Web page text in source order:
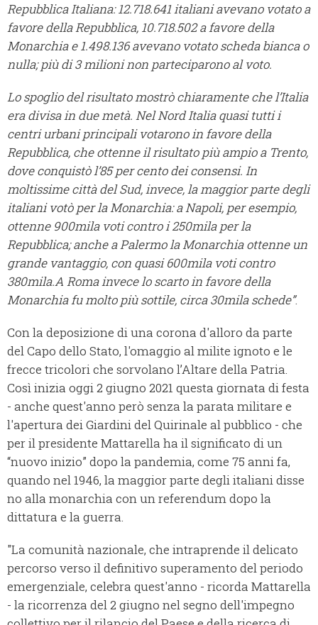
Repubblica Italiana: 12.718.641 italiani avevano votato a
favore della Repubblica, 10.718.502 a favore della
Monarchia e 1.498.136 avevano votato scheda bianca o
nulla; più di 3 milioni non parteciparono al voto.
Lo spoglio del risultato mostrò chiaramente che l’Italia
era divisa in due metà. Nel Nord Italia quasi tutti i
centri urbani principali votarono in favore della
Repubblica, che ottenne il risultato più ampio a Trento,
dove conquistò l’85 per cento dei consensi. In
moltissime città del Sud, invece, la maggior parte degli
italiani votò per la Monarchia: a Napoli, per esempio,
ottenne 900mila voti contro i 250mila per la
Repubblica; anche a Palermo la Monarchia ottenne un
grande vantaggio, con quasi 600mila voti contro
380mila.A Roma invece lo scarto in favore della
Monarchia fu molto più sottile, circa 30mila schede”.
Con la deposizione di una corona d'alloro da parte
del Capo dello Stato, l'omaggio al milite ignoto e le
frecce tricolori che sorvolano l’Altare della Patria.
Così inizia oggi 2 giugno 2021 questa giornata di festa
- anche quest'anno però senza la parata militare e
l'apertura dei Giardini del Quirinale al pubblico - che
per il presidente Mattarella ha il significato di un
“nuovo inizio” dopo la pandemia, come 75 anni fa,
quando nel 1946, la maggior parte degli italiani disse
no alla monarchia con un referendum dopo la
dittatura e la guerra.
"La comunità nazionale, che intraprende il delicato
percorso verso il definitivo superamento del periodo
emergenziale, celebra quest'anno - ricorda Mattarella
- la ricorrenza del 2 giugno nel segno dell'impegno